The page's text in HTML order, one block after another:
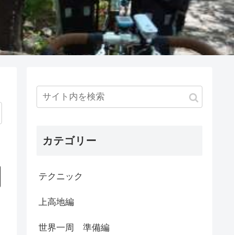
カテゴリー
テクニック
上高地編
世界一周 準備編